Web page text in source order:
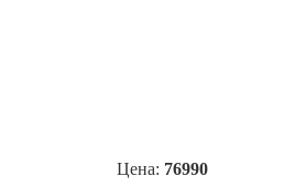
Цена: 76990